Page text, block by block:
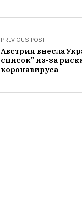
PREVIOUS POST
Австрия внесла
список" из-за
коронавируса